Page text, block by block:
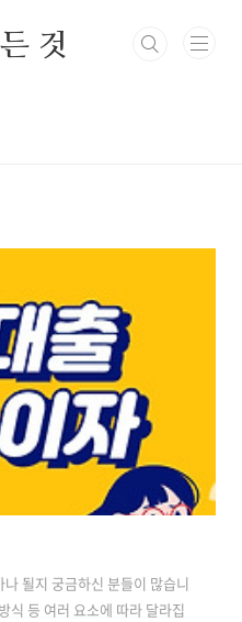
것
될지 궁금하신 분들이 많습니
식 등 여러 요소에 따라 달라집